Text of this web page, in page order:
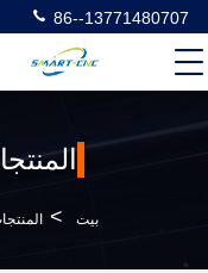
86--13771480707
بيت >